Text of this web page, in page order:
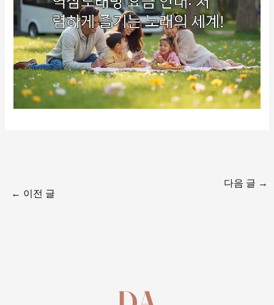
← 이전 글
다음 글 →